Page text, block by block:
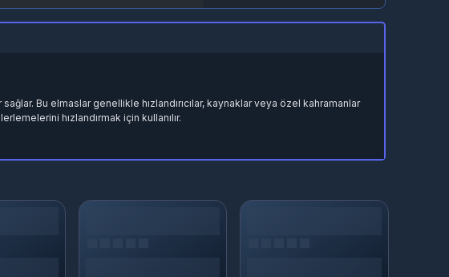
Bu elmaslar genellikle hızlandırıcılar, kaynaklar veya özel kahramanlar
hızlandırmak için kullanılır.